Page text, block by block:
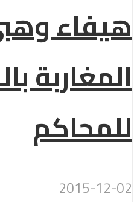
هيفاء
المغاربة
للمحاكم
2015-12-02